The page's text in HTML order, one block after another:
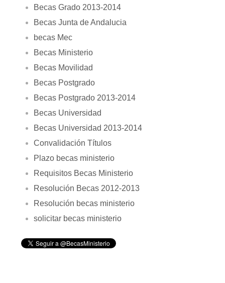
Becas Grado 2013-2014
Becas Junta de Andalucia
becas Mec
Becas Ministerio
Becas Movilidad
Becas Postgrado
Becas Postgrado 2013-2014
Becas Universidad
Becas Universidad 2013-2014
Convalidación Títulos
Plazo becas ministerio
Requisitos Becas Ministerio
Resolución Becas 2012-2013
Resolución becas ministerio
solicitar becas ministerio